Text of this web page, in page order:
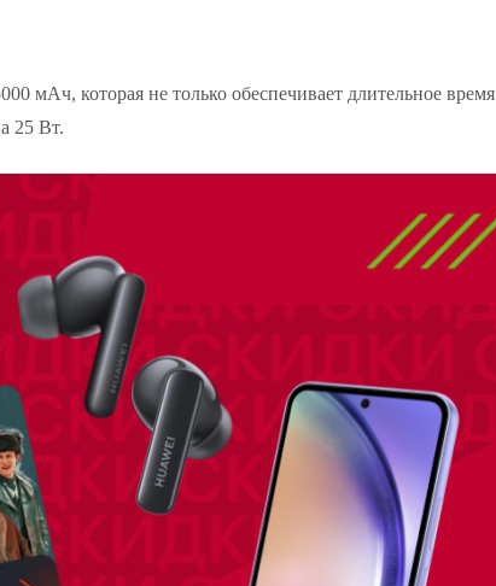
мАч, которая не только обеспечивает длительное время
25 Вт.